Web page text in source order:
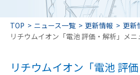
TOP ニュース一覧 更新情報
更新
リチウムイオン「電池 評価・解析」メニ
リチウムイオン「電池 評